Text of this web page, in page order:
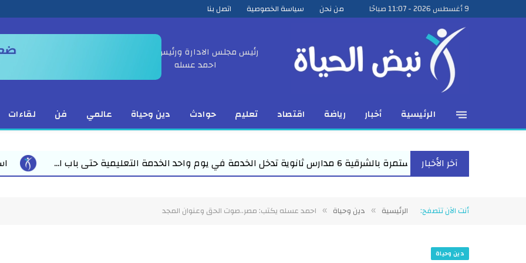
9 أغسطس 2026 - 11:07 صباحًا من نحن سياسة الخصوصية اتصل بنا
رئيس مجلس الادارة ورئيس التحرير
احمد عسله
الرئيسية أخبار رياضة اقتصاد تعليم حوادث دين وحياة عالمي فن لقاءات
آخر الأخبارفي يوم واحد الخدمة التعليمية حتى باب ا... استعدادا لاستقبال العام
أنت الآن تتصفح: الرئيسية » دين وحياة » احمد عسله يكتب: مصر..صوت الحق وعنوان المجد
دين وحياة